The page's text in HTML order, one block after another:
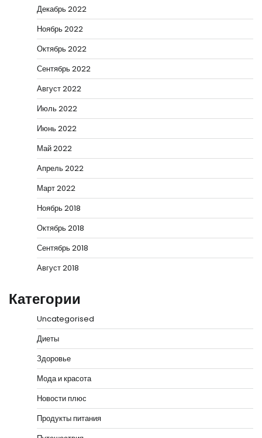
Декабрь 2022
Ноябрь 2022
Октябрь 2022
Сентябрь 2022
Август 2022
Июль 2022
Июнь 2022
Май 2022
Апрель 2022
Март 2022
Ноябрь 2018
Октябрь 2018
Сентябрь 2018
Август 2018
Категории
Uncategorised
Диеты
Здоровье
Мода и красота
Новости плюс
Продукты питания